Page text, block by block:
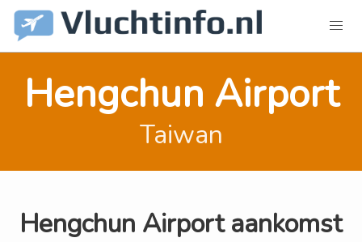
Hengchun Airport
Taiwan
Hengchun Airport aankomst